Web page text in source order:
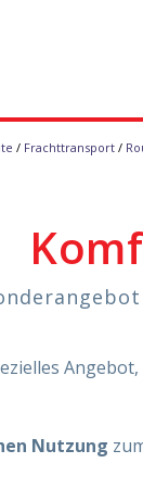
/ Frachttransport/
Nutzung